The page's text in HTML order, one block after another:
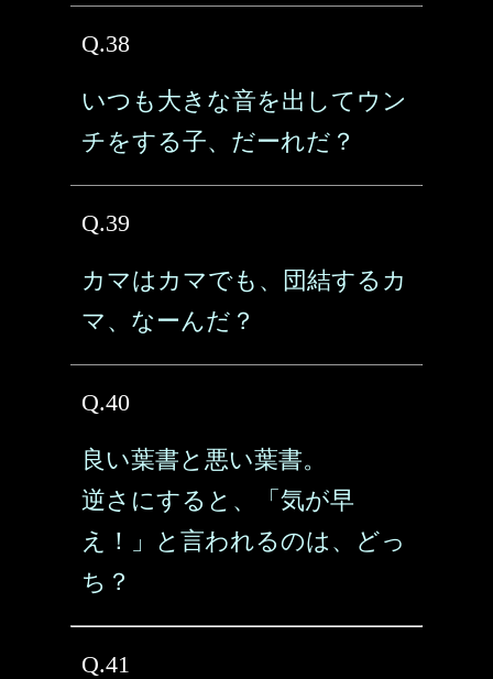
Q.38
いつも大きな音を出してウン
チをする子、だーれだ？
Q.39
カマはカマでも、団結するカ
マ、なーんだ？
Q.40
良い葉書と悪い葉書。
逆さにすると、「気が早
え！」と言われるのは、どっ
ち？
Q.41